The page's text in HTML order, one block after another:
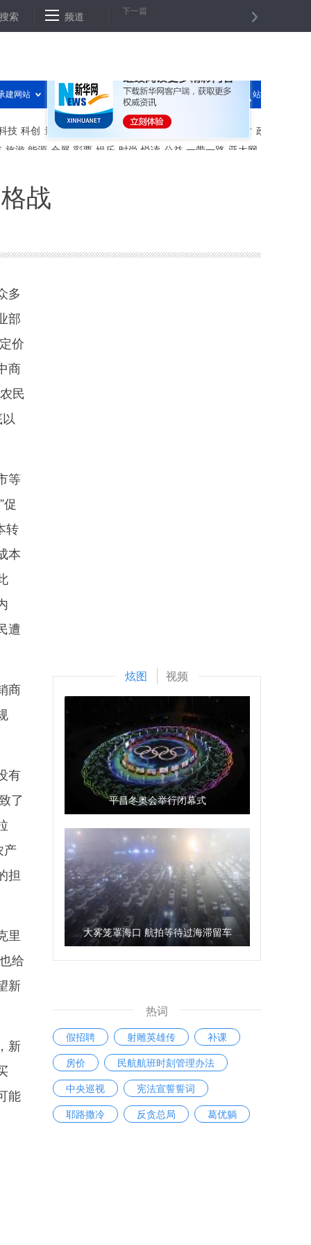
低 阿胶为何隔段时间就被“怼” 韩俊称今年“一号文件”含金
搜索 频道 下一篇
战
多
部
价
商
民
等
转
本
遭
商
有
了
产
担
里
给
新
新
能
炫图 视频
平昌冬奥会举行闭幕式
大雾笼罩海口 航拍等待过海滞留车
热词
假招聘 射雕英雄传
补课
房价
民航航班时刻管理办法
中央巡视
宪法宣誓誓词
耶路撒冷
反贪总局 葛优躺